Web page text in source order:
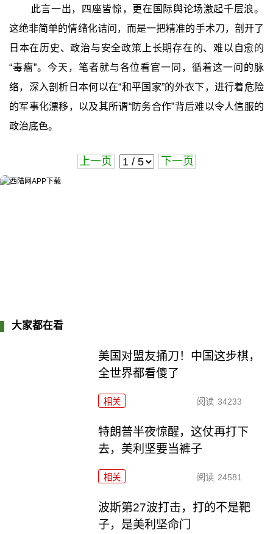
此言一出，四座皆惊，更在国际舆论场激起千层浪。
这绝非简单的情绪化诘问，而是一把精准的手术刀，剖开了
日本在历史、政治与安全政策上长期存在的、难以自愈的
“毒瘤”。今天，笔者就与各位看官一同，循着这一问的脉
络，深入剖析日本何以在“和平国家”的外衣下，进行着危险
的军事化漂移，以及其所谓“防务合作”背后难以令人信服的
政治底色。
上一页 下一页
大家都在看
美国对盟友捅刀！中国这步棋，
全世界都看傻了
相关 阅读 34233
特朗普半夜惊醒，这仗再打下
去，美利坚要当裤子
相关 阅读 24581
波斯第27波打击，打的不是靶
子，是美利坚命门